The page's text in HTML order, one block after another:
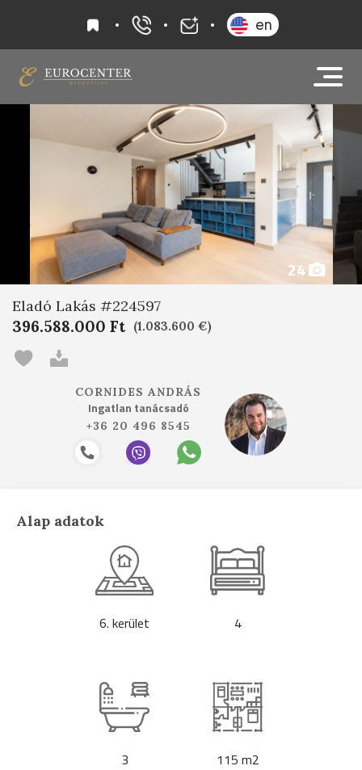
kedvencek+36 20 919 0005
en
24
Eladó Lakás #224597
396.588.000 Ft (1.083.600 €)
CORNIDES ANDRÁS
Ingatlan tanácsadó
+36 20 496 8545
Alap adatok
6. kerület 4
3 115 m2